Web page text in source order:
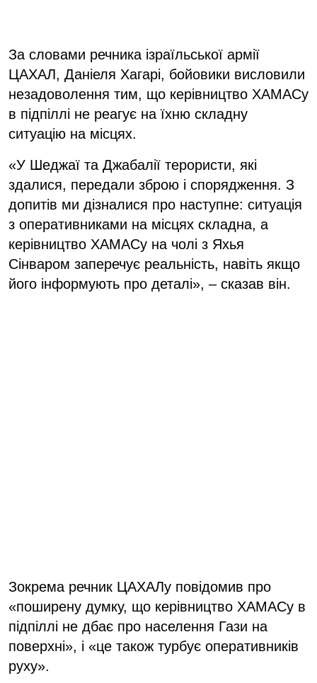
За словами речника ізраїльської армії
ЦАХАЛ, Даніеля Хагарі, бойовики висловили
незадоволення тим, що керівництво ХАМАСу
в підпіллі не реагує на їхню складну
ситуацію на місцях.
«У Шеджаї та Джабалії терористи, які
здалися, передали зброю і спорядження. З
допитів ми дізналися про наступне: ситуація
з оперативниками на місцях складна, а
керівництво ХАМАСу на чолі з Яхья
Сінваром заперечує реальність, навіть якщо
його інформують про деталі», – сказав він.
Зокрема речник ЦАХАЛу повідомив про
«поширену думку, що керівництво ХАМАСу в
підпіллі не дбає про населення Гази на
поверхні», і «це також турбує оперативників
руху».